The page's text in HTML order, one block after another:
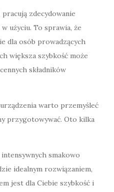
pracują zdecydowanie
użyciu. To sprawia, że
dla osób prowadzących
większa szybkość może
składników
warto przemyśleć
przygotowywać. Oto kilka
smakowo
idealnym rozwiązaniem,
jest dla Ciebie szybkość i